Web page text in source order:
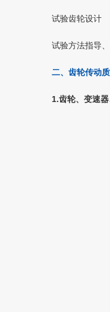
试验齿轮设计
试验方法指导
二、齿轮传动
1.齿轮、变速